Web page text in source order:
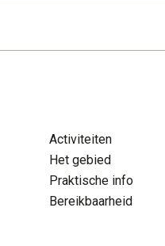
Zoeken
Activiteiten
Het gebied
Praktische info
Bereikbaarheid